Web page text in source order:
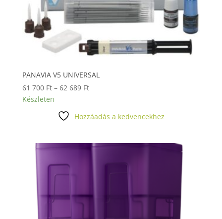
PANAVIA V5 UNIVERSAL
61 700 Ft – 62 689 FtÁrtartomány:
-
689 Ft
Készleten
Hozzáadás a kedvencekhez